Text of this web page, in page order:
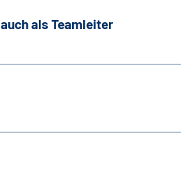
auch als Teamleiter